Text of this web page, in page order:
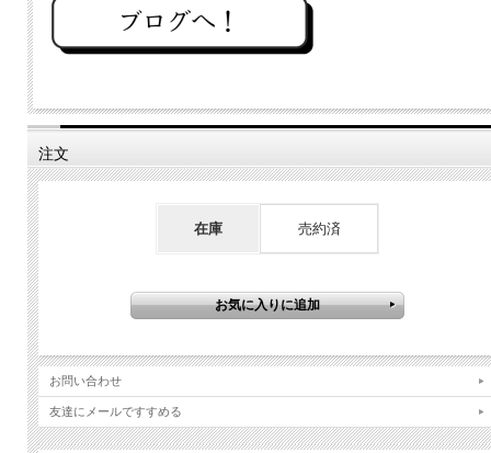
注文
在庫 売約済
お問い合わせ
友達にメールですすめる